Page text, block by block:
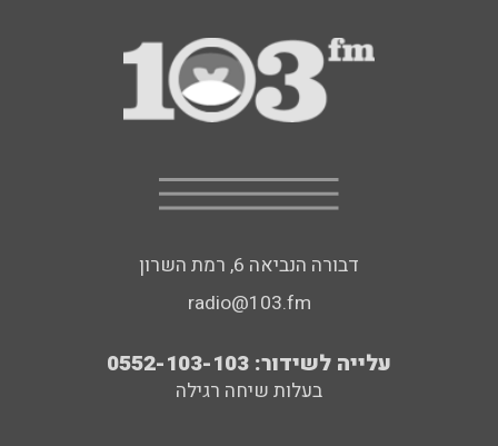
דבורה הנביאה 6, רמת השרון
radio@103.fm
עלייה לשידור: 0552-103-103
בעלות שיחה רגילה